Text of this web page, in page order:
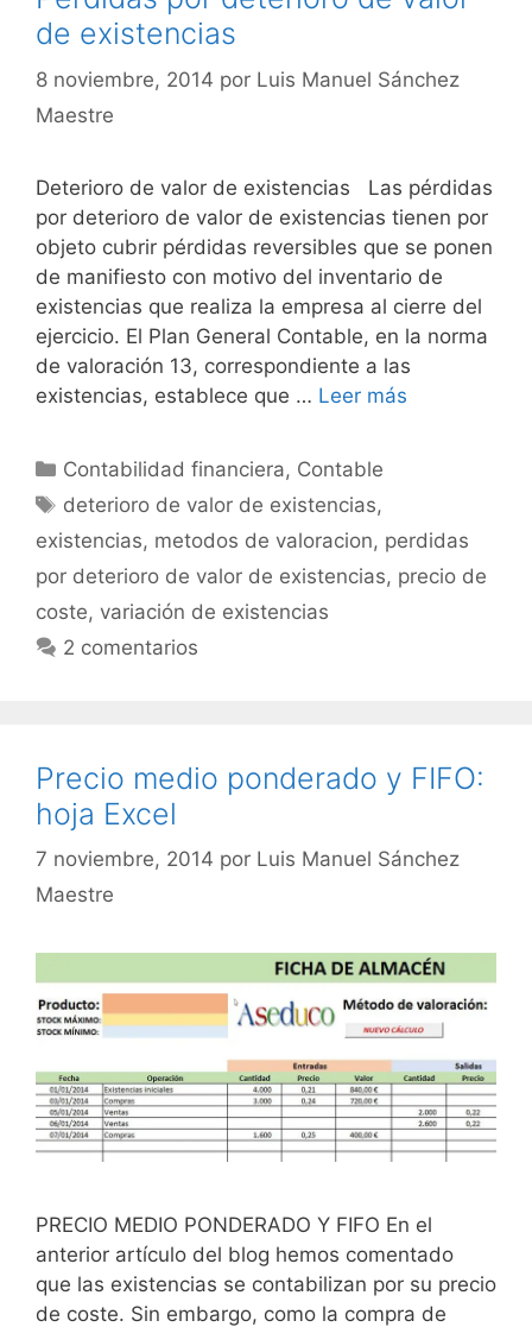
de existencias
8 noviembre, 2014 por Luis Manuel Sánchez
Maestre
Deterioro de valor de existencias Las pérdidas
por deterioro de valor de existencias tienen por
objeto cubrir pérdidas reversibles que se ponen
de mani­fiesto con motivo del inventario de
existencias que realiza la empresa al cierre del
ejercicio. El Plan General Contable, en la norma
de valoración 13, correspondiente a las
existencias, establece que … Leer más
Categorías
Contabilidad financiera, Contable
Etiquetas
deterioro de valor de existencias,
existencias, metodos de valoracion, perdidas
por deterioro de valor de existencias, precio de
coste, variación de existencias
2 comentarios
Precio medio ponderado y FIFO:
hoja Excel
7 noviembre, 2014 por Luis Manuel Sánchez
Maestre
PRECIO MEDIO PONDERADO Y FIFO En el
anterior artículo del blog hemos comentado
que las existencias se contabilizan por su precio
de coste. Sin embargo, como la compra de